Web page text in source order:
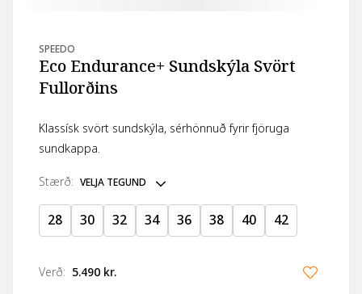
SPEEDO
Eco Endurance+ Sundskýla Svört
Fullorðins
Klassísk svört sundskýla, sérhönnuð fyrir fjöruga
sundkappa.
stærð: VELJA TEGUND
28 30 32 34 36 38 40 42
Verð: 5.490 kr.